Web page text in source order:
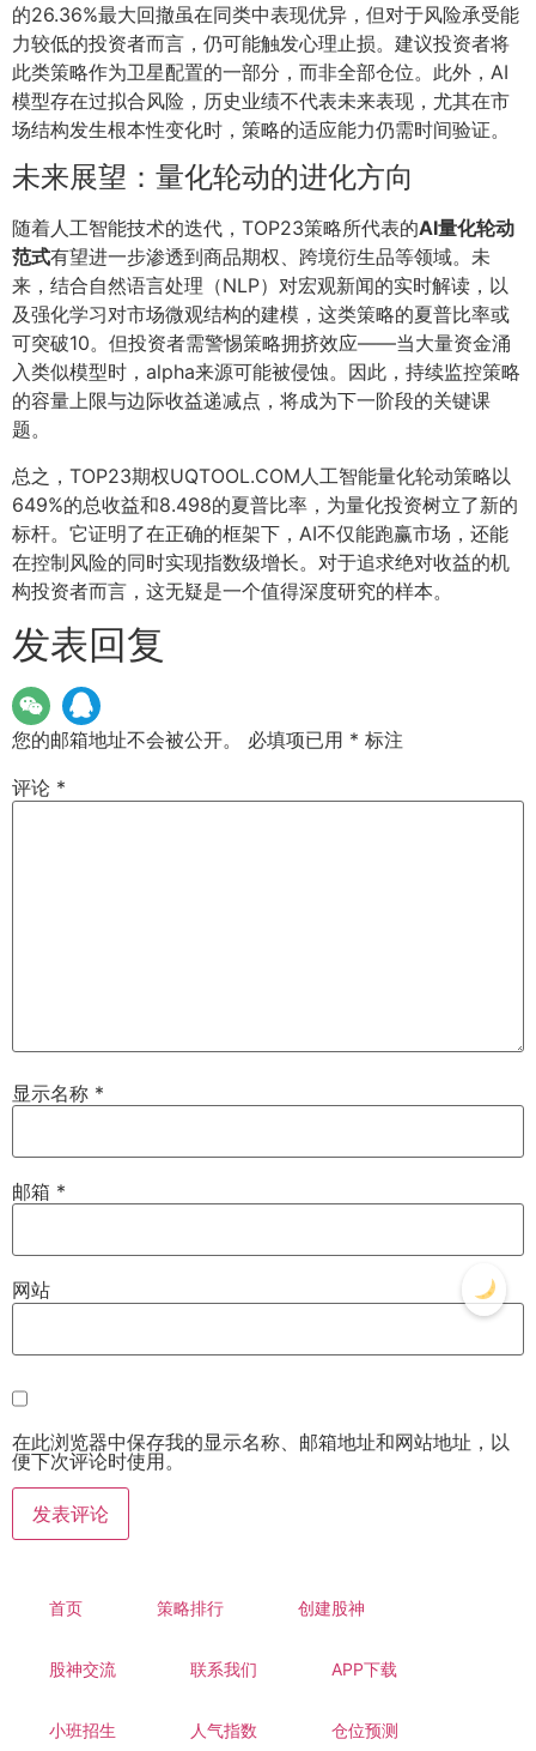
的26.36%最大回撤虽在同类中表现优异，但对于风险承受能
力较低的投资者而言，仍可能触发心理止损。建议投资者将
此类策略作为卫星配置的一部分，而非全部仓位。此外，AI
模型存在过拟合风险，历史业绩不代表未来表现，尤其在市
场结构发生根本性变化时，策略的适应能力仍需时间验证。
未来展望：量化轮动的进化方向
随着人工智能技术的迭代，TOP23策略所代表的AI量化轮动
范式有望进一步渗透到商品期权、跨境衍生品等领域。未
来，结合自然语言处理（NLP）对宏观新闻的实时解读，以
及强化学习对市场微观结构的建模，这类策略的夏普比率或
可突破10。但投资者需警惕策略拥挤效应——当大量资金涌
入类似模型时，alpha来源可能被侵蚀。因此，持续监控策略
的容量上限与边际收益递减点，将成为下一阶段的关键课
题。
总之，TOP23期权UQTOOL.COM人工智能量化轮动策略以
649%的总收益和8.498的夏普比率，为量化投资树立了新的
标杆。它证明了在正确的框架下，AI不仅能跑赢市场，还能
在控制风险的同时实现指数级增长。对于追求绝对收益的机
构投资者而言，这无疑是一个值得深度研究的样本。
发表回复
您的邮箱地址不会被公开。 必填项已用 * 标注
评论 *
显示名称 *
邮箱 *
网站
在此浏览器中保存我的显示名称、邮箱地址和网站地址，以
便下次评论时使用。
首页 策略排行 创建股神
股神交流 联系我们 APP下载
小班招生 人气指数 仓位预测